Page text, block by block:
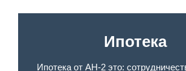
Ипотека
Ипотека от АН-2 это: